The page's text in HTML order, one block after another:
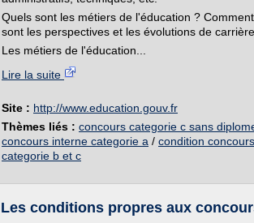
Quels sont les métiers de l'éducation ?
sont les perspectives et les évolutions de
Les métiers de l'éducation...
Lire la suite
Site : http://www.education.gouv.fr
Thèmes liés : concours categorie c sans
concours interne categorie a / condition
categorie b et c
Les conditions propres aux